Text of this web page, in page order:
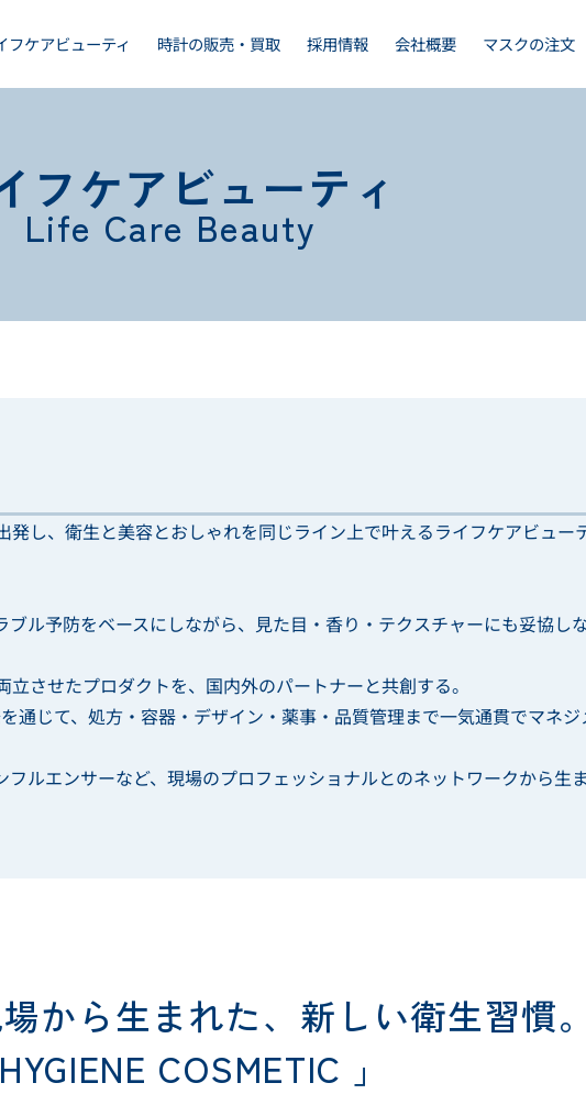
フケアビューティ 時計の販売・買取 採用情報 会社概要 マスクの注文
フケアビューティ
LifeCare Beauty
発し、衛生と美容とおしゃれを同じライン上で叶えるライフケアビュー
ブル予防をベースにしながら、見た目・香り・テクスチャーにも妥協し
立させたプロダクトを、国内外のパートナーと共創する。
通じて、処方・容器・デザイン・薬事・品質管理まで一気通貫でマネジ
フルエンサーなど、現場のプロフェッショナルとのネットワークから生
から生まれた、 新しい衛生習慣。
HYGIENE COSMETIC 」